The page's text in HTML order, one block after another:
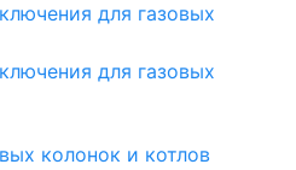
для газовых
для газовых